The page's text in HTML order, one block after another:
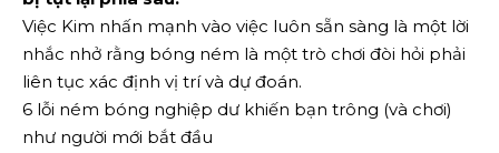
Việc Kim nhấn mạnh vào việc luôn sẵn sàng là một lời
nhắc nhở rằng bóng ném là một trò chơi đòi hỏi phải
liên tục xác định vị trí và dự đoán.
6 lỗi ném bóng nghiệp dư khiến bạn trông (và chơi)
như người mới bắt đầu